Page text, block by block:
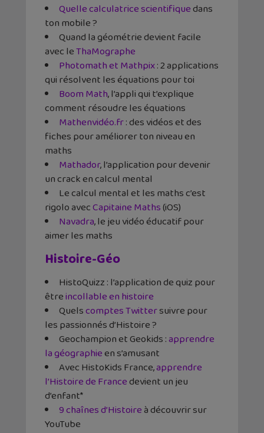
Quelle calculatrice scientifiquedans
ton mobile ?
Quand la géométrie devient facile
avec leThaMographe
Photomath et Mathpix: 2 applications
qui résolvent les équations pour toi
Boom Math, l’appli qui t’explique
comment résoudre les équations
Mathenvidéo.fr: des vidéos et des
fiches pour améliorer ton niveau en
maths
Mathador, l’application pour devenir
un crack en calcul mental
Le calcul mental et les maths c’est
rigolo avecCapitaine Maths(iOS)
Navadra, le jeu vidéo éducatif pour
aimer les maths
Histoire-Géo
HistoQuizz : l’application de quiz pour
êtreincollable en histoire
Quelscomptes Twittersuivre pour
les passionnés d’Histoire ?
Geochampion et Geokids :apprendre
la géographieen s’amusant
Avec HistoKids France,apprendre
l’Histoire de Francedevient un jeu
d’enfant*
9 chaînes d’Histoireà découvrir sur
YouTube